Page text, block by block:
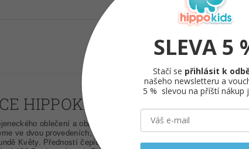
HIPPOKIDS ZAJÍČEK OLD
oblečení a oblečení pro děti Hippokids Zajíček old pink.
ve dvou provedeních, a to se zaječími nebo mouse oušky.Na
Květy. Předností čepice je, že ji
lze nosit s ohrnutým nápletem
SLEVA 5
Stačí se přihlásit k
našeho newsletteru a
5 % slevou na příští nákup